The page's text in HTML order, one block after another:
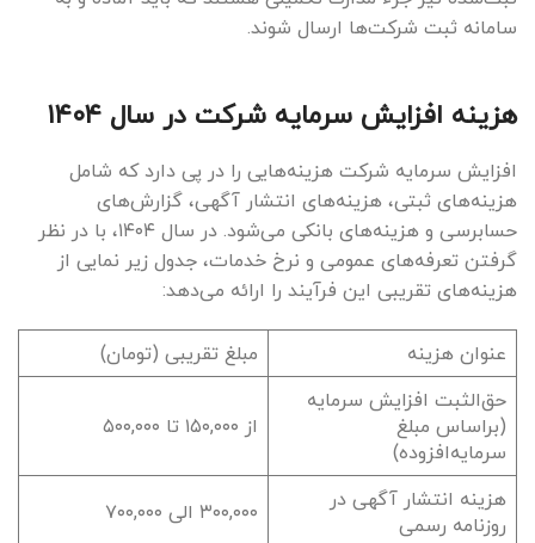
سامانه ثبت شرکت‌ها ارسال شوند.
هزینه افزایش سرمایه شرکت در سال ۱۴۰۴
افزایش سرمایه شرکت هزینه‌هایی را در پی دارد که شامل
هزینه‌های ثبتی، هزینه‌های انتشار آگهی، گزارش‌های
حسابرسی و هزینه‌های بانکی می‌شود. در سال ۱۴۰۴، با در نظر
گرفتن تعرفه‌های عمومی و نرخ خدمات، جدول زیر نمایی از
هزینه‌های تقریبی این فرآیند را ارائه می‌دهد:
عنوان هزینه
مبلغ تقریبی (تومان)
حق‌الثبت افزایش سرمایه
(براساس مبلغ
سرمایه‌افزوده)
از ۱۵۰,۰۰۰ تا ۵۰۰,۰۰۰
هزینه انتشار آگهی در
روزنامه رسمی
۳۰۰,۰۰۰ الی ۷۰۰,۰۰۰